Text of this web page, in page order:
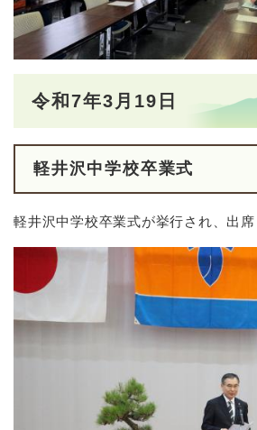
令和7年3月19日
軽井沢中学校卒業式
軽井沢中学校卒業式が挙行され、出席